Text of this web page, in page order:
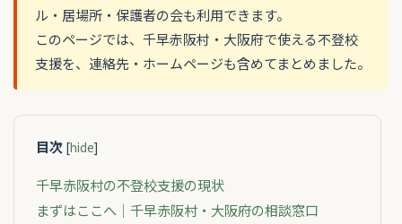
ル・居場所・保護者の会も利用できます。
このページでは、千早赤阪村・大阪府で使える不登校
支援を、連絡先・ホームページも含めてまとめました。
目次 [hide]
千早赤阪村の不登校支援の現状
まずはここへ｜千早赤阪村・大阪府の相談窓口